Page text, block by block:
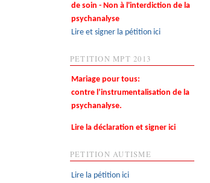
de soin - Non à l'interdiction de la
psychanalyse
Lire et signer la pétition ici
PETITION MPT 2013
Mariage pour tous:
contre l’instrumentalisation de la
psychanalyse.
Lire la déclaration et signer ici
PETITION AUTISME
Lire la pétition ici